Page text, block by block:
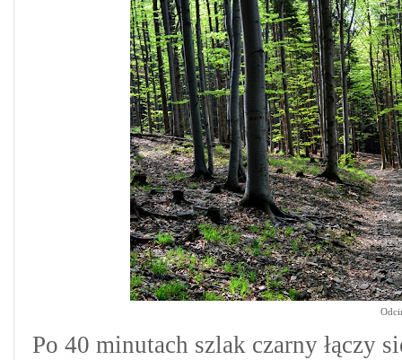
Po 40 minutach szlak czarny łączy